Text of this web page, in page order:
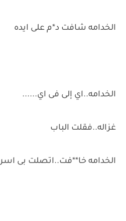
الخدامه شافت د*م على ايده
الخدامه..اي إلى فى اي......
غزاله..فقلت الباب
الخدامه خا**فت..اتصلت بى اسر